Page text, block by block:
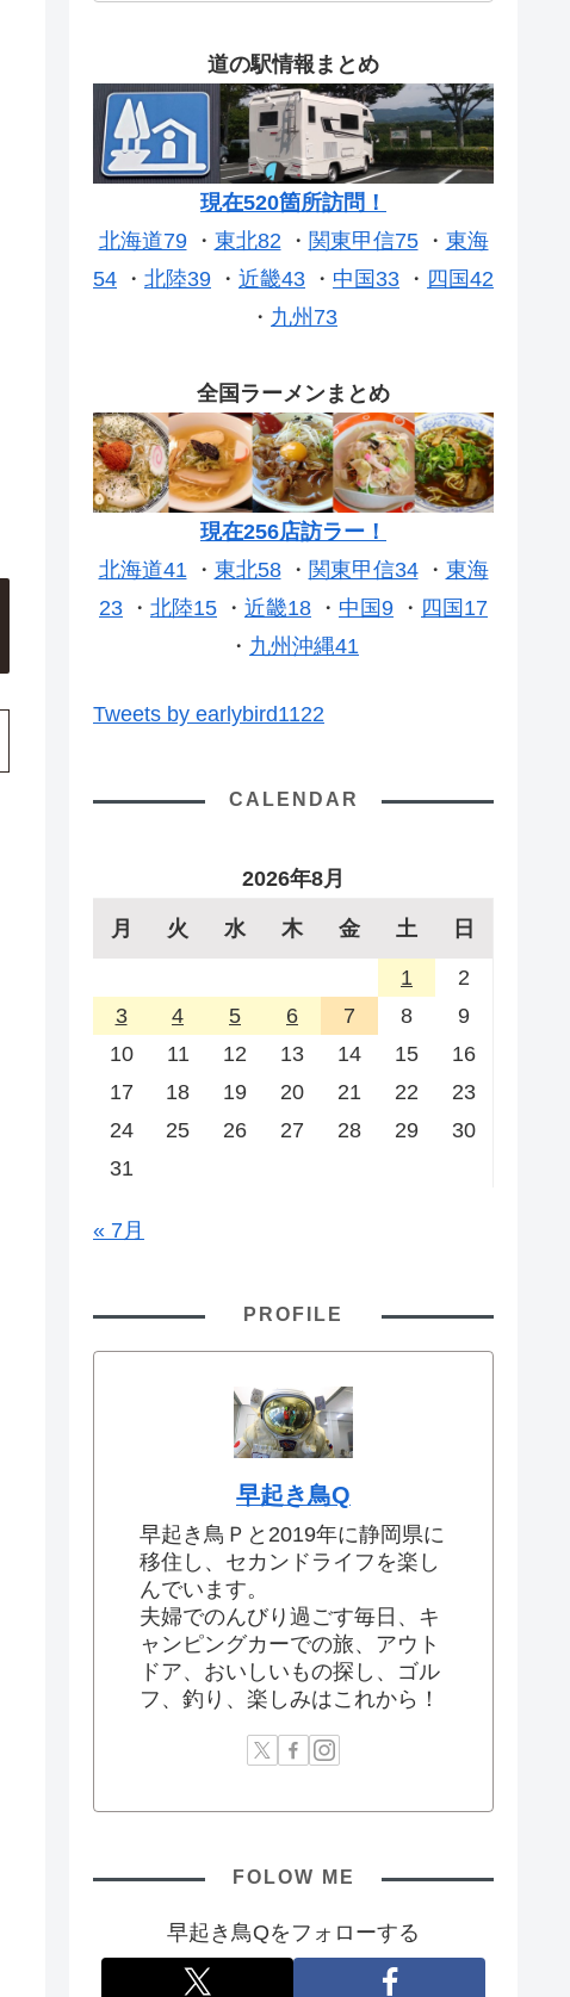
道の駅情報まとめ
現在520箇所訪問！
北海道79・ 東北82・ 関東甲信75・ 東海
54 ・ 北陸39 ・ 近畿43 ・ 中国33 ・ 四国42
・ 九州73
全国ラーメンまとめ
現在256店訪ラー！
北海道41・ 東北58・ 関東甲信34・ 東海
23 ・ 北陸15 ・ 近畿18 ・ 中国9 ・ 四国17
・ 九州沖縄41
Tweets by earlybird1122
CALENDAR
2026年8月
月 火 水 木 金 土 日
1
2
3
4 5 6 7 8
9
10
11 12 13 14 15
16
17
18 19 20 21 22
23
24
25 26 27 28 29
30
31
« 7月
PROFILE
早起き鳥Q
早起き鳥Ｐと2019年に静岡県に
移住し、セカンドライフを楽し
んでいます。
夫婦でのんびり過ごす毎日、キ
ャンピングカーでの旅、アウト
ドア、おいしいもの探し、ゴル
フ、釣り、楽しみはこれから！
FOLOW ME
早起き鳥Qをフォローする